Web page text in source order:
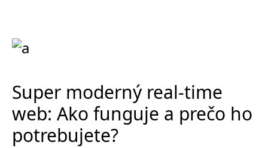
Super moderný real-time
web: Ako funguje a prečo ho
potrebujete?